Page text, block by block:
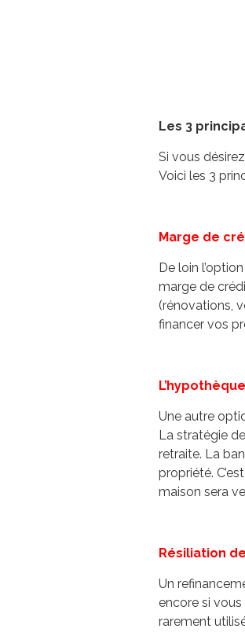
Les 3
Si vous
Voici les 3
Marge de
De loin
marge de
(rénovations,
financer vos
Une autre
La stratégie
retraite. La
propriété.
maison sera
Résiliation
Un
encore si
rarement